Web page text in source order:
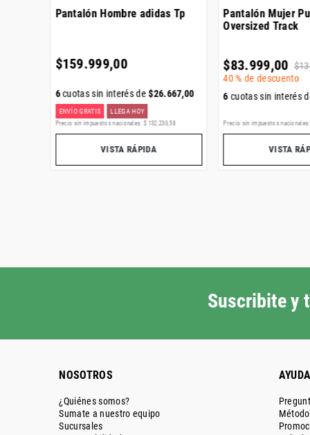
Pantalón Hombre adidas Tp
$159.999,00
6cuotas sin interés de$26.667,00
ENVÍO GRATIS LLEGA HOY
Precio sin impuestos nacionales: $ 132.230,58
VISTA RÁPIDA
Pantalón Mujer
Oversized Track
$83.999,00 $
40 % de descuento
6cuotas sin interés
Precio sin impuestos nacionales:
VISTA
Suscribite y
NOSOTROS
¿Quiénes somos?
Sumate a nuestro equipo
Sucursales
AYUDA